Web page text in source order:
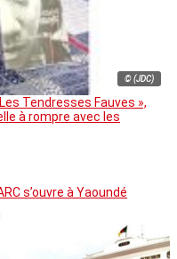
© (JDC)
Tendresses Fauves »,
à rompre avec les
s’ouvre à Yaoundé